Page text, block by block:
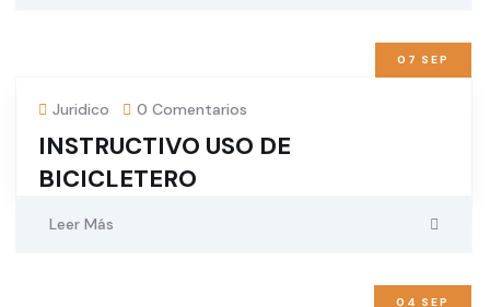
07 SEP
Juridico 0 Comentarios
INSTRUCTIVO USO DE
BICICLETERO
Leer Más
04 SEP